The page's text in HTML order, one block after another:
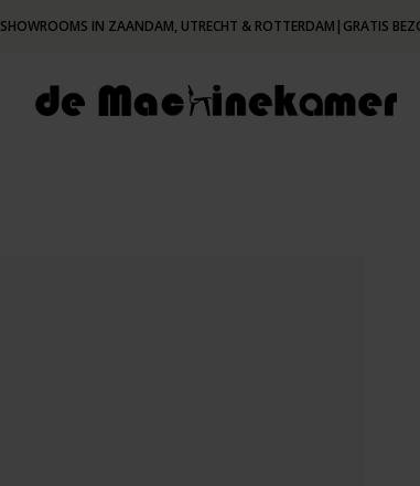
SHOWROOMS IN ZAANDAM, UTRECHT & ROTTERDAM | GRATIS